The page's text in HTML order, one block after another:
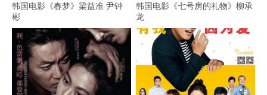
韩国电影《春梦》梁益准 尹钟
彬
韩国电影《七号房的礼物》柳承
龙